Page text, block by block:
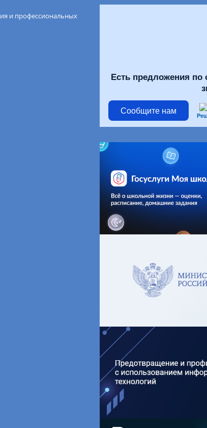
и профессиональных
Есть предложения по
Сообщите нам